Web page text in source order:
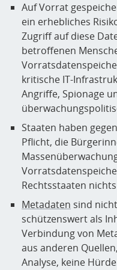
Auf Vorrat
ein erhebliches
Zugriff auf diese
betroffenen
kritische IT-
Angriffe, Spionage
Staaten haben
Pflicht, die
Rechtsstaaten
Metadaten sind
schützenswert als
Verbindung von
aus anderen
Analyse, keine